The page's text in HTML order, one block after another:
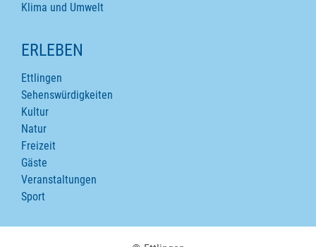
Klima und Umwelt
ERLEBEN
Ettlingen
Sehenswürdigkeiten
Kultur
Natur
Freizeit
Gäste
Veranstaltungen
Sport